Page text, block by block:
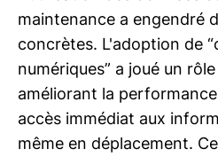
maintenance a engendré
concrètes. L'adoption de
numériques” a joué un
améliorant la
accès immédiat aux
même en déplacement.